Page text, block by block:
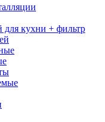
для кухни + фильтр